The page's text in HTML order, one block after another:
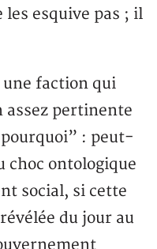
les esquive pas ; il
faction qui
assez pertinente
: peut-
choc ontologique
social, si cette
du jour au